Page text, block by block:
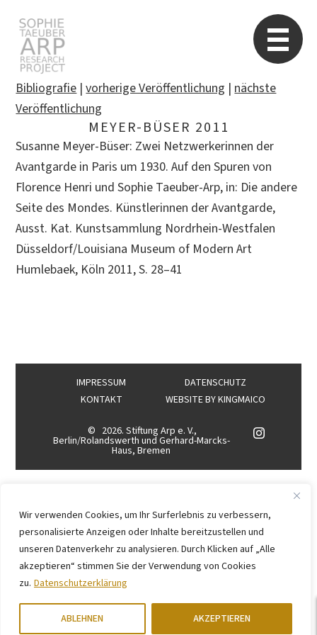
Wir verwenden Cookies, um Ihr Surferlebnis zu verbessern,
personalisierte Anzeigen oder Inhalte bereitzustellen und
unseren Datenverkehr zu analysieren. Durch Klicken auf „Alle
akzeptieren“ stimmen Sie der Verwendung von Cookies
zu. Datenschutzerklärung
ABLEHNEN AKZEPTIEREN
nach:
Bibliografie|vorherige Veröffentlichung |nächste
Veröffentlichung
MEYER-BÜSER 2011
Susanne Meyer-Büser: Zwei Netzwerkerinnen der
Avantgarde in Paris um 1930. Auf den Spuren von
Florence Henri und Sophie Taeuber-Arp, in: Die andere
Seite des Mondes. Künstlerinnen der Avantgarde,
Ausst. Kat. Kunstsammlung Nordrhein-Westfalen
Düsseldorf/Louisiana Museum of Modern Art
Humlebaek, Köln 2011, S. 28–41
IMPRESSUM
DATENSCHUTZ
KONTAKT
WEBSITE BYKINGMAICO
© 2026. Stiftung Arp e. V.,
Berlin/Rolandswerth und Gerhard-Marcks-
Haus, Bremen